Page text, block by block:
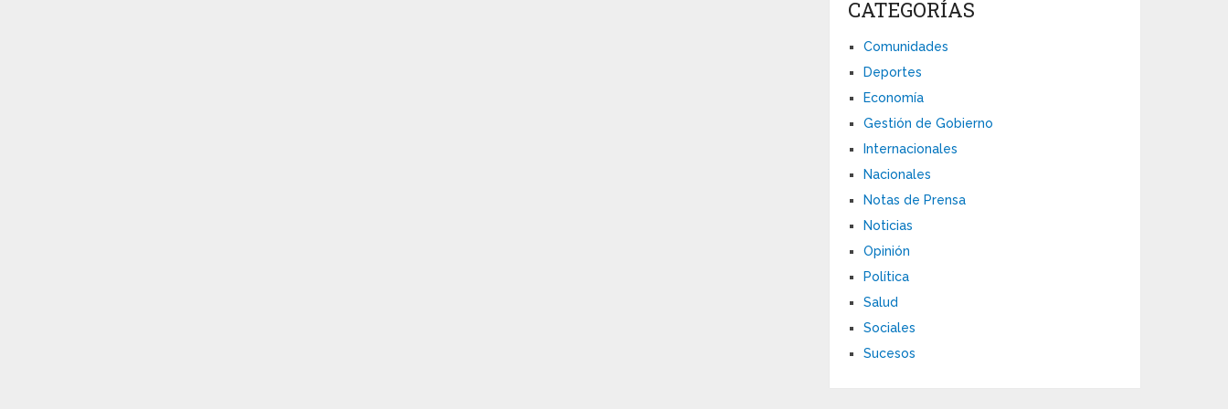
CATEGORÍAS
Comunidades
Deportes
Economía
Gestión de Gobierno
Internacionales
Nacionales
Notas de Prensa
Noticias
Opinión
Política
Salud
Sociales
Sucesos